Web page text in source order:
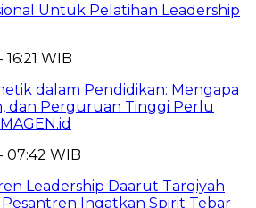
Untuk Pelatihan Leadership
WIB
dalam Pendidikan: Mengapa
dan Perguruan Tinggi Perlu
07:42 WIB
Leadership Daarut Tarqiyah
Ingatkan Spirit Tebar